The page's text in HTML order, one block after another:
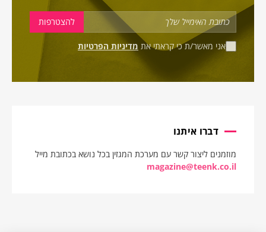
אני מאשר/ת כי קראתי את מדיניות הפרטיות
דברו איתנו
מוזמנים ליצור קשר עם מערכת המגזין בכל נושא בכתובת מייל
magazine@teenk.co.il